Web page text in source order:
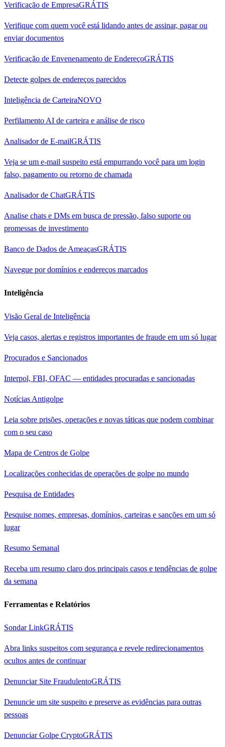
Verificação de EmpresaGRÁTIS
Verifique com quem você está lidando antes de assinar, pagar ou
enviar documentos
Verificação de Envenenamento de EndereçoGRÁTIS
Detecte golpes de endereços parecidos
Inteligência de CarteiraNOVO
Perfilamento AI de carteira e análise de risco
Analisador de E-mailGRÁTIS
Veja se um e-mail suspeito está empurrando você para um login
falso, pagamento ou retorno de chamada
Analisador de ChatGRÁTIS
Analise chats e DMs em busca de pressão, falso suporte ou
promessas de investimento
Banco de Dados de AmeaçasGRÁTIS
Navegue por domínios e endereços marcados
Inteligência
Visão Geral de Inteligência
Veja casos, alertas e registros importantes de fraude em um só lugar
Procurados e Sancionados
Interpol, FBI, OFAC — entidades procuradas e sancionadas
Notícias Antigolpe
Leia sobre prisões, operações e novas táticas que podem combinar
com o seu caso
Mapa de Centros de Golpe
Localizações conhecidas de operações de golpe no mundo
Pesquisa de Entidades
Pesquise nomes, empresas, domínios, carteiras e sanções em um só
lugar
Resumo Semanal
Receba um resumo claro dos principais casos e tendências de golpe
da semana
Ferramentas e Relatórios
Sondar LinkGRÁTIS
Abra links suspeitos com segurança e revele redirecionamentos
ocultos antes de continuar
Denunciar Site FraudulentoGRÁTIS
Denuncie um site suspeito e preserve as evidências para outras
pessoas
Denunciar Golpe CryptoGRÁTIS